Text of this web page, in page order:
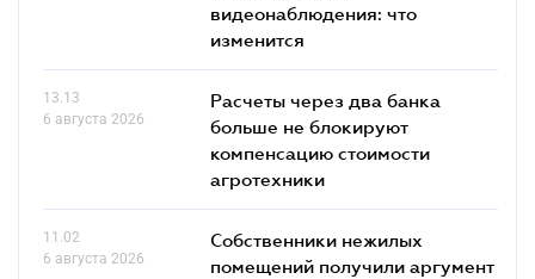
видеонаблюдения: что
изменится
13.13
6 августа 2026
Расчеты через два банка
больше не блокируют
компенсацию стоимости
агротехники
11.02
6 августа 2026
Собственники нежилых
помещений получили аргумент